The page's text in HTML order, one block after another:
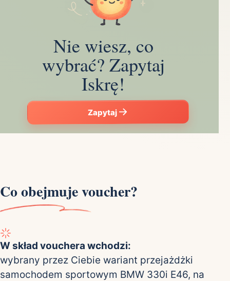
Nie wiesz, co
wybrać? Zapytaj
Iskrę!
Zapytaj
Co obejmuje voucher?
W skład vouchera wchodzi:
wybrany przez Ciebie wariant przejażdżki
samochodem sportowym BMW 330i E46, na